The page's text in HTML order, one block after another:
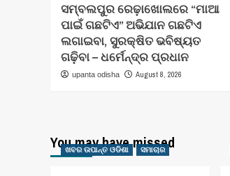
ସମ୍ବଲପୁର ରେଢ଼ାଖୋଲରେ “ମାଆ
ପାଇଁ ଗଛଟିଏ” ଅଭିଯାନ ଗଛଟିଏ
ଲଗାଇବା, ସୁରକ୍ଷିତ ଭବିଷ୍ୟତ
ଗଢ଼ିବା – ଧର୍ମେନ୍ଦ୍ର ପ୍ରଧାନ
upanta odisha August 8, 2026
You may have missed
ଖବର ଉପାନ୍ତ ଓଡିଶା ସମାଚାର